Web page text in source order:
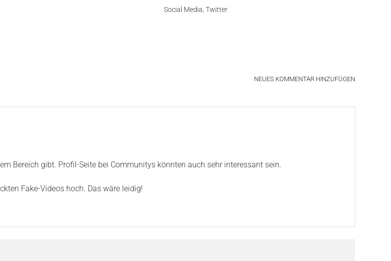
Social Media Twitter
NEUES KOMMENTAR HINZUFÜGEN
Bereich gibt. Profil-Seite bei Communitys könnten auch sehr interessant sein.
Fake-Videos hoch. Das wäre leidig!